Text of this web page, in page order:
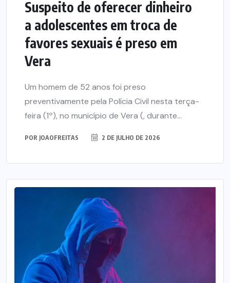
Suspeito de oferecer dinheiro
a adolescentes em troca de
favores sexuais é preso em
Vera
Um homem de 52 anos foi preso
preventivamente pela Polícia Civil nesta terça-
feira (1º), no município de Vera (, durante...
POR JOAOFREITAS 2 DE JULHO DE 2026